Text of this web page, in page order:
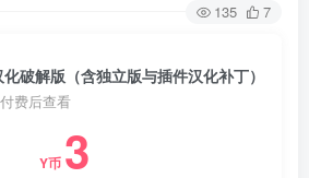
135 7
破解版（含独立版与插件汉化补丁）
费后查看
Y币 3